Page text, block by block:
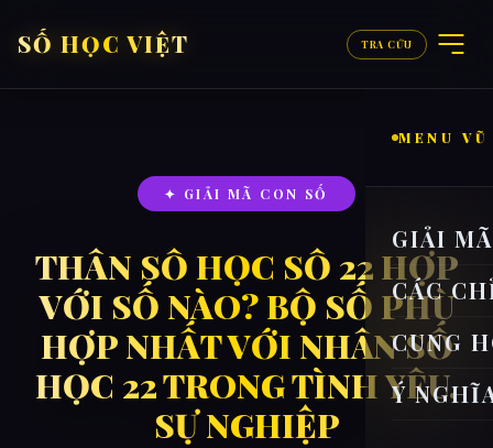
SỐ HỌC VIỆT TRA CỨU
MENU VŨ
GIẢI
CÁC
CUNG
Ý
✦ GIẢI MÃ CON SỐ
THẦN SỐ HỌC SỐ 22 HỢP
VỚI SỐ NÀO? BỘ SỐ PHÙ
HỢP NHẤT VỚI NHÂN SỐ
HỌC 22 TRONG TÌNH YÊU,
SỰ NGHIỆP